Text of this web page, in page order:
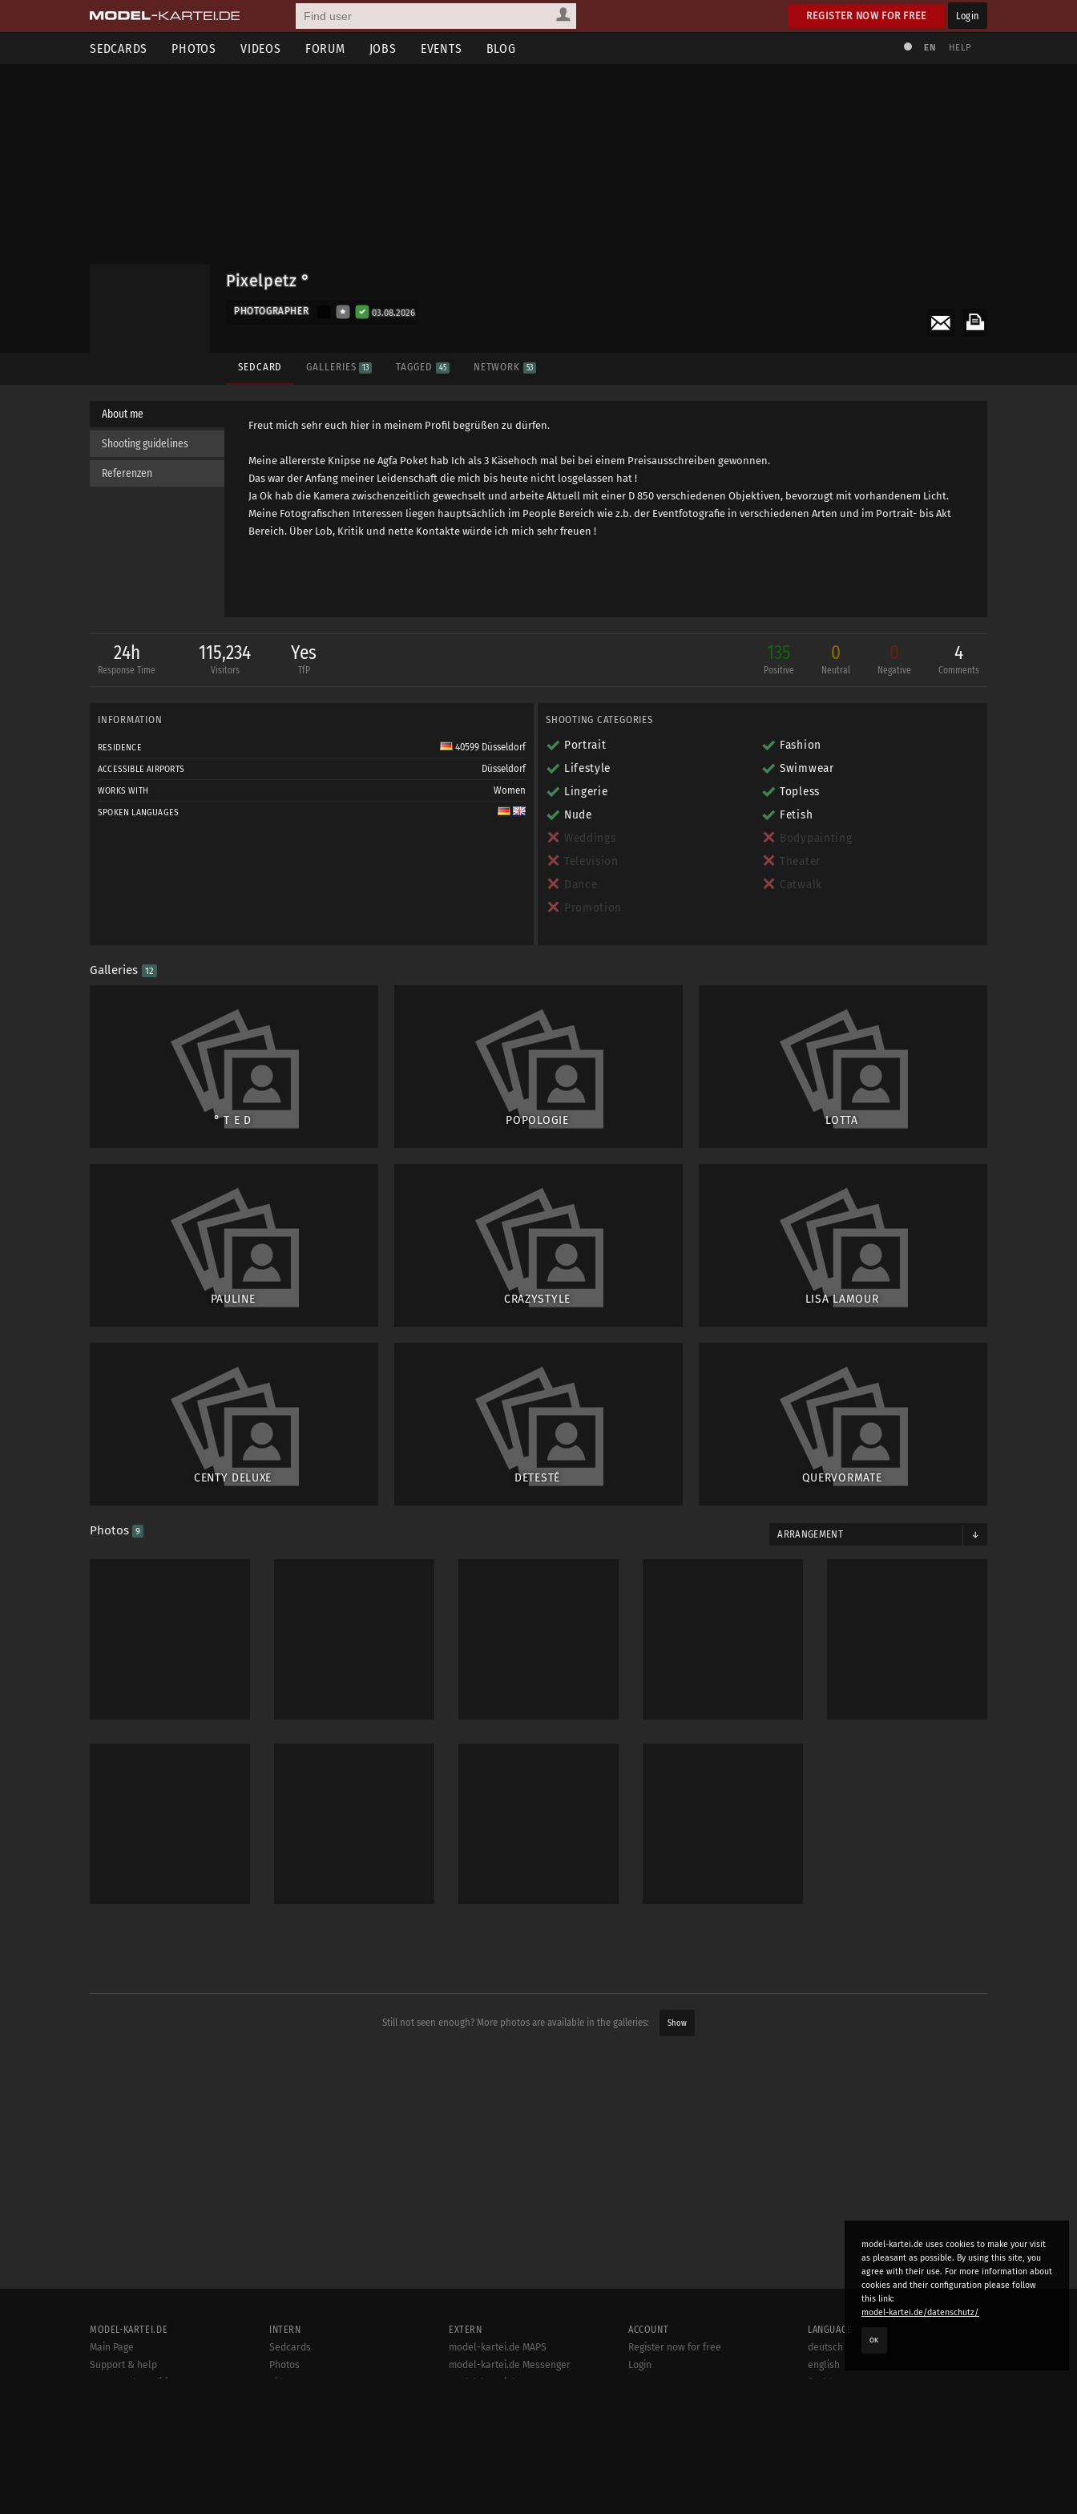
REGISTER NOW FOR FREE Login
SEDCARDS PHOTOS VIDEOS FORUM JOBS EVENTS BLOG EN HELP
Pixelpetz °
PHOTOGRAPHER 03.08.2026
SEDCARD GALLERIES 13 TAGGED 45 NETWORK 53
About me
Shooting guidelines
Referenzen
Freut mich sehr euch hier in meinem Profil begrüßen zu dürfen.
Meine allererste Knipse ne Agfa Poket hab Ich als 3 Käsehoch mal bei bei einem Preisausschreiben gewonnen.
Das war der Anfang meiner Leidenschaft die mich bis heute nicht losgelassen hat !
Ja Ok hab die Kamera zwischenzeitlich gewechselt und arbeite Aktuell mit einer D 850 verschiedenen Objektiven, bevorzugt mit vorhandenem Licht.
Meine Fotografischen Interessen liegen hauptsächlich im People Bereich wie z.b. der Eventfotografie in verschiedenen Arten und im Portrait- bis Akt
Bereich. Über Lob, Kritik und nette Kontakte würde ich mich sehr freuen !
24h
Response Time
115,234
Visitors
Yes
TfP
135
Positive
0
Neutral
0
Negative
4
Comments
INFORMATION
RESIDENCE 40599 Düsseldorf
ACCESSIBLE AIRPORTS Düsseldorf
WORKS WITH Women
SPOKEN LANGUAGES
SHOOTING CATEGORIES
Portrait
Lifestyle
Lingerie
Nude
Weddings
Television
Dance
Promotion
Fashion
Swimwear
Topless
Fetish
Bodypainting
Theater
Catwalk
Galleries 12
° T E D POPOLOGIE LOTTA
PAULINE CRAZYSTYLE LISA LAMOUR
CENTY DELUXE DETESTÉ QUERVORMATE
Photos 9 ARRANGEMENT
Still not seen enough? More photos are available in the galleries: Show
model-kartei.de uses cookies to make your visit
as pleasant as possible. By using this site, you
agree with their use. For more information about
cookies and their configuration please follow
this link:
model-kartei.de/datenschutz/
OK
MODEL-KARTEI.DE
Main Page
Support & help
Terms and conditions
INTERN
Sedcards
Photos
Videos
EXTERN
model-kartei.de MAPS
model-kartei.de Messenger
model-kartei.de MOBILE
ACCOUNT
Register now for free
Login
LANGUAGE
deutsch
english
český